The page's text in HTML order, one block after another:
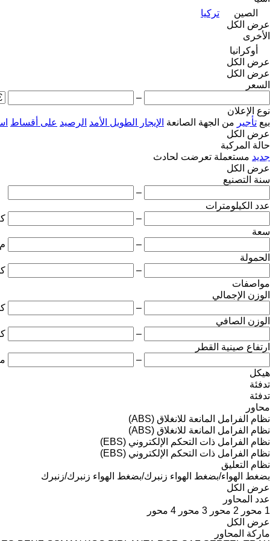
الصين
تركيا
عرض الكل
الأخرى
أوكرانيا
عرض الكل
عرض الكل
السعر
–
نوع الإعلان
بيع تأجير من الجهة الصانعة الإيجار الطويل الأمد الرصيد على أقساط
عرض الكل
حالة المركبة
جديد مستعملة تعرضت لحادث
عرض الكل
سنة التصنيع
–
عدد الكيلومترات
–
سعة
–
م3
الحمولة
–
مواصفات
الوزن الإجمالي
–
الوزن الصافي
–
ارتفاع صينية القطر
–
هيكل
تدفئة
تدفئة
محاور
نظام الفرامل المانعة للانغلاق (ABS)
نظام الفرامل المانعة للانغلاق (ABS)
نظام الفرامل ذات التحكم الإلكتروني (EBS)
نظام الفرامل ذات التحكم الإلكتروني (EBS)
نظام التعليق
بضغط الهواء/بضغط الهواء زنبرك/بضغط الهواء زنبرك/زنبرك
عرض الكل
عدد المحاور
1 محور
2 محور 3 محور
4 محور
عرض الكل
ماركة المحاور